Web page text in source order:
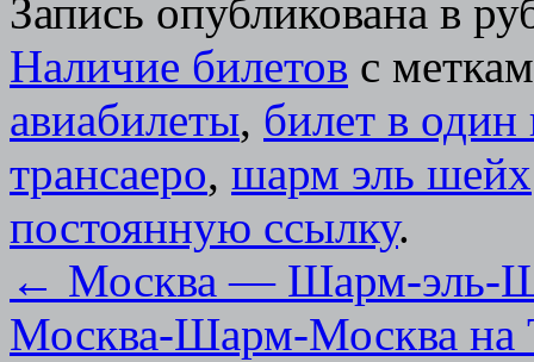
Запись опубликована в
Наличие билетов с
авиабилеты, билет в один
трансаеро, шарм эль шейх
постоянную ссылку.
← Москва — Шарм-эль-
Москва-Шарм-Москва на